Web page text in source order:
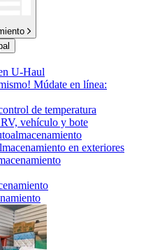
U-Haul
Múdate en línea:
de temperatura
vehículo y bote
en exteriores